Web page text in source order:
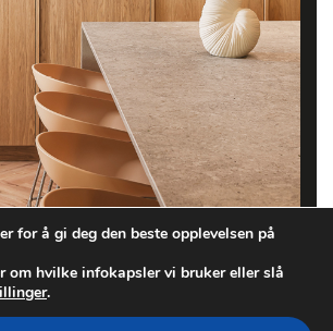
for å gi deg den beste opplevelsen på
om hvilke infokapsler vi bruker eller slå
.